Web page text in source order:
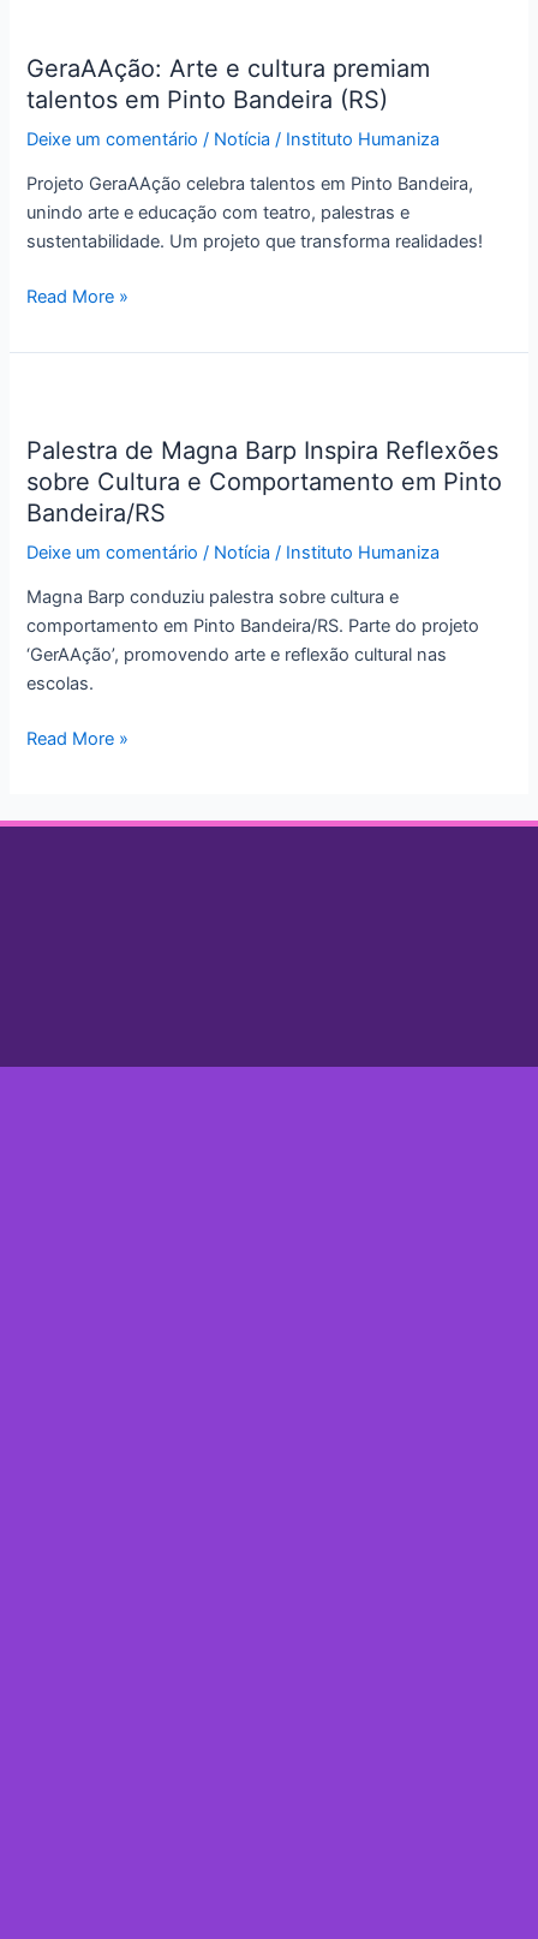
GeraAAção: Arte e cultura premiam
talentos em Pinto Bandeira (RS)
Deixe um comentário / Notícia / Instituto Humaniza
Projeto GeraAAção celebra talentos em Pinto Bandeira,
unindo arte e educação com teatro, palestras e
sustentabilidade. Um projeto que transforma realidades!
e
cultura
em
Pinto
Bandeira
Read More »
Palestra de Magna Barp Inspira Reflexões
sobre Cultura e Comportamento em Pinto
Bandeira/RS
Deixe um comentário / Notícia / Instituto Humaniza
Magna Barp conduziu palestra sobre cultura e
comportamento em Pinto Bandeira/RS. Parte do projeto
‘GerAAção’, promovendo arte e reflexão cultural nas
escolas.
Magna
Barp
Inspira
sobre
Cultura
e
Comportamento
em
Bandeira/RS
Read More »